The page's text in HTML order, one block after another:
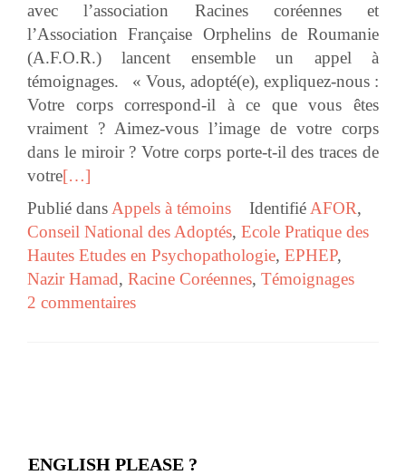
avec l’association Racines coréennes et
l’Association Française Orphelins de Roumanie
(A.F.O.R.) lancent ensemble un appel à
témoignages. « Vous, adopté(e), expliquez-nous :
Votre corps correspond-il à ce que vous êtes
vraiment ? Aimez-vous l’image de votre corps
dans le miroir ? Votre corps porte-t-il des traces de
votre[…]
Publié dans Appels à témoins Identifié AFOR,
Conseil National des Adoptés, Ecole Pratique des
Hautes Etudes en Psychopathologie, EPHEP,
Nazir Hamad, Racine Coréennes, Témoignages
2 commentaires
ENGLISH PLEASE ?